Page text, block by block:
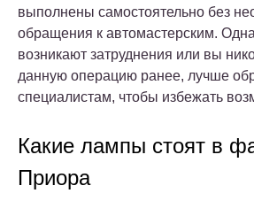
выполнены самостоятельно без
обращения к автомастерским.
возникают затруднения или вы
данную операцию ранее, лучше
специалистам, чтобы избежать
Какие лампы стоят в
Приора